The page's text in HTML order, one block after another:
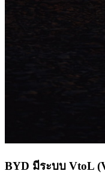
BYD มีระบบ VtoL